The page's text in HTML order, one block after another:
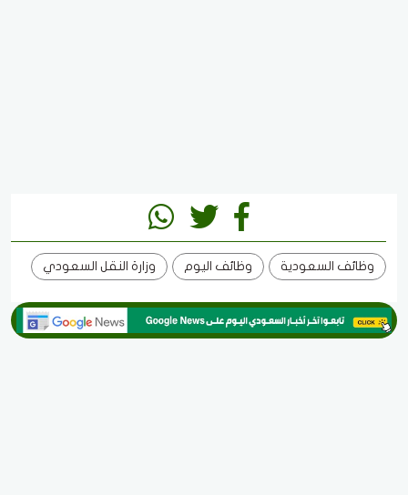
وظائف السعودية وظائف اليوم وزارة النقل السعودي